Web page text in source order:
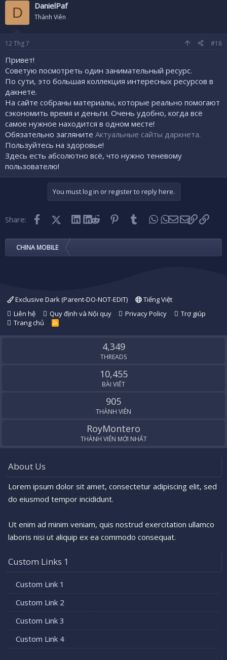
D DanielPaf
Thành Viên
12 Thg 7 #18
Привет!
Советую посмотреть один занимательный ресурс.
По сути, это большая коллекция интересных ресурсов в
дакнете.
На сайте собраны материалы, которые реально помогают
сэкономить время и деньги. Очень удобно, когда всё
самое нужное находится в одном месте!
Обязательно загляните Актуальные сайты даркнета.
Пользуйтесь на здоровье!
Здесь есть абсолютно всё, что нужно теневому
пользователю!
You must log in or register to reply here.
Share: FacebookX (Twitter)LinkedIn
Reddit PinterestTumblr WhatsApp
EmailLink
CHINA MOBILE
Exclusive Dark (Parent-DO-NOT-EDIT)
Tiếng Việt
Liên hệ
Quy định và Nội quy Privacy Policy
Trợ giúp
Trang chủ
R
S
4,349
THREADS
10,455
BÀI VIẾT
905
THÀNH VIÊN
RoyMontero
THÀNH VIÊN MỚI NHẤT
About Us
Lorem ipsum dolor sit amet, consectetur adipiscing elit, sed
do eiusmod tempor incididunt.
Ut enim ad minim veniam, quis nostrud exercitation ullamco
laboris nisi ut aliquip ex ea commodo consequat.
Custom Links 1
Custom Link 1
Custom Link 2
Custom Link 3
Custom Link 4